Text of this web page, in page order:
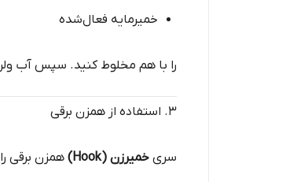
خمیرمایه فعال‌شده
را با هم مخلوط کنید. سپس آب
۳. استفاده از همزن برقی
سری خمیرزن (Hook) همزن برقی